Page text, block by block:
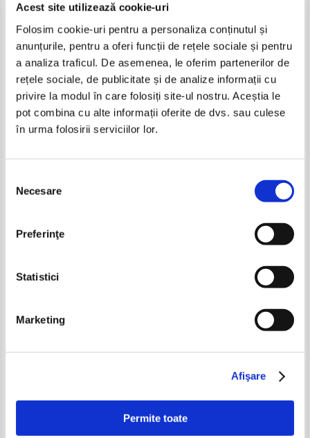
Acest site utilizează cookie-uri
Folosim cookie-uri pentru a personaliza conținutul și
anunțurile, pentru a oferi funcții de rețele sociale și pentru
a analiza traficul. De asemenea, le oferim partenerilor de
rețele sociale, de publicitate și de analize informații cu
privire la modul în care folosiți site-ul nostru. Aceștia le
pot combina cu alte informații oferite de dvs. sau culese
în urma folosirii serviciilor lor.
consimțământului
Necesare
Preferinţe
Statistici
Marketing
Afişare
Permite toate
Lucian Predescu - Vasile Carlova
si Al. Sihleanu (1930)
Constantin I. Bondescu -
Antologie (volumul 2, 1940)
revolutiei, volumul 7. In ajun
Adaugă în coș
Barbu Stefanescu Delavrancea -
Apus de soare (1927)
Adaugă în coș